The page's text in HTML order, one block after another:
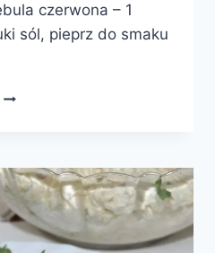
czerwona – 1
sól, pieprz do smaku
SAŁATA
PIECZARKAMI